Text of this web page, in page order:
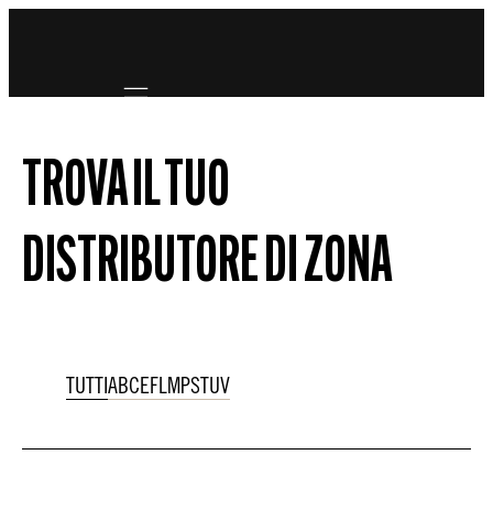
TROVA IL TUO
DISTRIBUTORE DI ZONA
TUTTIABCEFLMPSTUV